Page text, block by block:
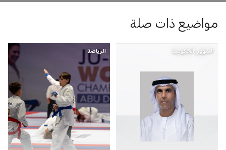
مواضيع ذات صلة
الشؤون الحكومية الرياضة